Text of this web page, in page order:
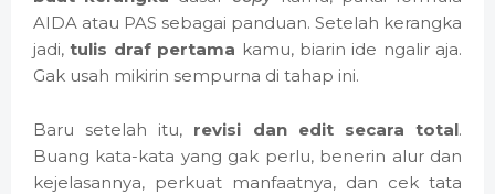
AIDA atau PAS sebagai panduan. Setelah kerangka
jadi,tulis draf pertama kamu, biarin ide ngalir aja.
Gak usah mikirin sempurna di tahap ini.
Baru setelah itu, revisi dan edit secara total.
Buang kata-kata yang gak perlu, benerin alur dan
kejelasannya, perkuat manfaatnya, dan cek tata